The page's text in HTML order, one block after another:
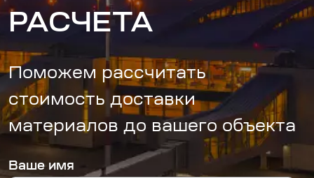
РАСЧЕТА
Поможем рассчитать
стоимость доставки
материалов до вашего объекта
Ваше имя